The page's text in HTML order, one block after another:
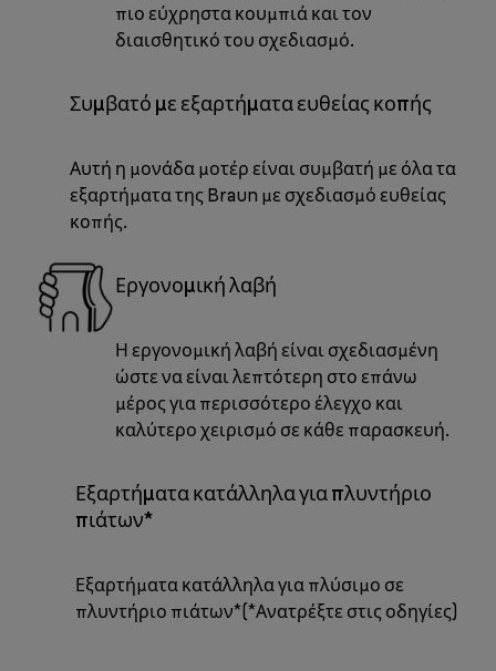
πιο εύχρηστα κουμπιά και τον
διαισθητικό του σχεδιασμό.
Συμβατό με εξαρτήματα ευθείας κοπής
Αυτή η μονάδα μοτέρ είναι συμβατή με όλα τα
εξαρτήματα της Braun με σχεδιασμό ευθείας
κοπής.
Εργονομική λαβή
Η εργονομική λαβή είναι σχεδιασμένη
ώστε να είναι λεπτότερη στο επάνω
μέρος για περισσότερο έλεγχο και
καλύτερο χειρισμό σε κάθε παρασκευή.
Εξαρτήματα κατάλληλα για πλυντήριο
πιάτων*
Εξαρτήματα κατάλληλα για πλύσιμο σε
πλυντήριο πιάτων*(*Ανατρέξτε στις οδηγίες)